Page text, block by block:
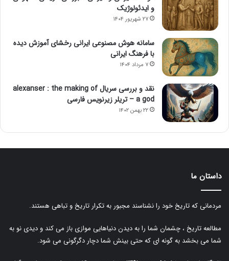
و ایدئولوژیک
۲۷ شهریور ۱۴۰۴
سامانه هوش مصنوعی ایرانی رخشای آموزش دیده
با فرهنگ ایرانی
۷ مرداد ۱۴۰۴
نقد و بررسی سریال alexanser : the making of
a god – تریلر زیرنویس فارسی
۲۲ بهمن ۱۴۰۲
داستان ما
مردمانی که تاریخ خود را نشناسند مجبور به تکرار تاریخ و تباهی هستند.
مطالعه تاریخ ، چشمان شما را به دیدن دنیاهایی موازی باز می کند و دیدی نو به
شما می بخشد به گونه ای که حتی بینش شما دچار دگرگونی می شود.